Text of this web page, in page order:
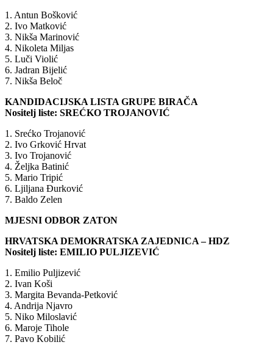
1. Antun Bošković
2. Ivo Matković
3. Nikša Marinović
4. Nikoleta Miljas
5. Luči Violić
6. Jadran Bijelić
7. Nikša Beloč
KANDIDACIJSKA LISTA GRUPE BIRAČA
Nositelj liste: SREĆKO TROJANOVIĆ
1. Srećko Trojanović
2. Ivo Grković Hrvat
3. Ivo Trojanović
4. Željka Batinić
5. Mario Tripić
6. Ljiljana Đurković
7. Baldo Zelen
MJESNI ODBOR ZATON
HRVATSKA DEMOKRATSKA ZAJEDNICA – HDZ
Nositelj liste: EMILIO PULJIZEVIĆ
1. Emilio Puljizević
2. Ivan Koši
3. Margita Bevanda-Petković
4. Andrija Njavro
5. Niko Miloslavić
6. Maroje Tihole
7. Pavo Kobilić